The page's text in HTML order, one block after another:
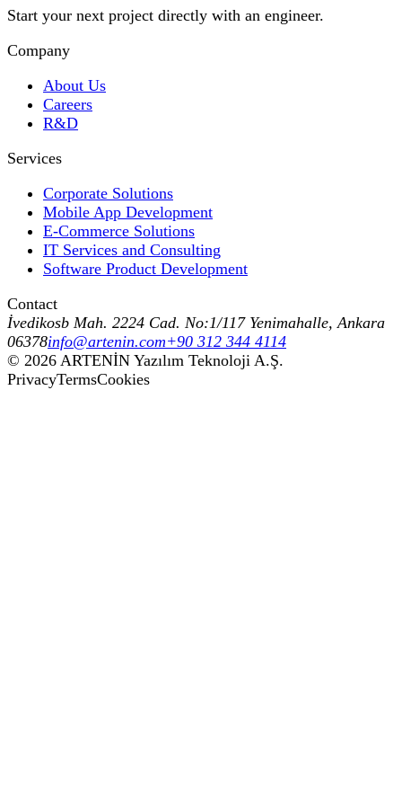
Start your next project directly with an engineer.
Company
About Us
Careers
R&D
Services
Corporate Solutions
Mobile App Development
E-Commerce Solutions
IT Services and Consulting
Software Product Development
Contact
İvedikosb Mah. 2224 Cad. No:1/117 Yenimahalle, Ankara
06378info@artenin.com+90 312 344 4114
© 2026 ARTENİN Yazılım Teknoloji A.Ş.
PrivacyTermsCookies